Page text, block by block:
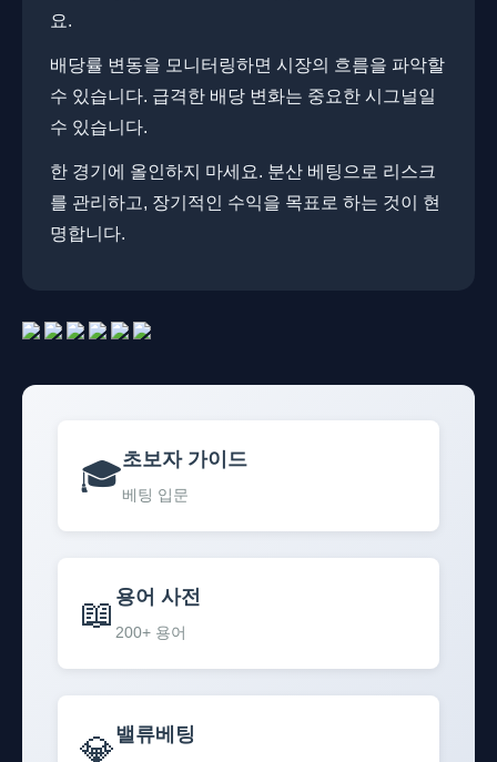
요.
배당률 변동을 모니터링하면 시장의 흐름을 파악할
수 있습니다. 급격한 배당 변화는 중요한 시그널일
수 있습니다.
한 경기에 올인하지 마세요. 분산 베팅으로 리스크
를 관리하고, 장기적인 수익을 목표로 하는 것이 현
명합니다.
🎓초보자 가이드
베팅 입문
📖 용어 사전
200+ 용어
💎밸류베팅